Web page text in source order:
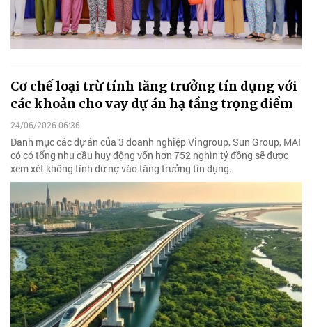
Cơ chế loại trừ tính tăng trưởng tín dụng với
các khoản cho vay dự án hạ tầng trọng điểm
24/06/2026 06:36
Danh mục các dự án của 3 doanh nghiệp Vingroup, Sun Group, MAI
có có tổng nhu cầu huy động vốn hơn 752 nghìn tỷ đồng sẽ được
xem xét không tính dư nợ vào tăng trưởng tín dụng.